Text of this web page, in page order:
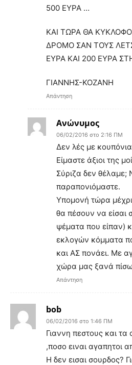
500 ΕΥΡΑ …
ΚΑΙ ΤΩΡΑ ΘΑ
ΔΡΟΜΟ ΣΑΝ ΤΟΥΣ
ΕΥΡΑ ΚΑΙ 200 ΕΥΡΑ
ΓΙΑΝΝΗΣ-ΚΟΖΑΝΗ
Απάντηση
Ανώνυμος
06/02/2016 στο 2:16 ΠΜ
Δεν λές με
Είμαστε άξιοι της
Σύριζα δεν θέλαμε;
παραπονιόμαστε.
Υπομονή τώρα
θα πέσουν να είσαι
ψέματα που είπαν)
εκλογών κόμματα
και ΑΣ πονάει. Με
χώρα μας ξανά
Απάντηση
bob
06/02/2016 στο 1:46 ΠΜ
Γιαννη πεστους και
,ποσο ειναι αγαπητοι
Η δεν εισαι σουρδος?